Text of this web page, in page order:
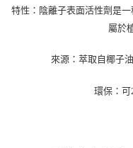
特性：陰離子表面活性劑是
屬於
來源：萃取自椰子
環保：可